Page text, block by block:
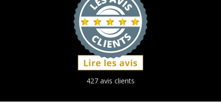
427 avis clients